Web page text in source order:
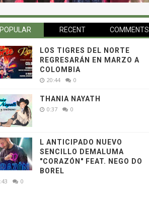
POPULAR RECENT COMMENTS
LOS TIGRES DEL NORTE
REGRESARÁN EN MARZO A
COLOMBIA
20:44 0
THANIA NAYATH
0:37 0
L ANTICIPADO NUEVO
SENCILLO DEMALUMA
"CORAZÓN" FEAT. NEGO DO
BOREL
0